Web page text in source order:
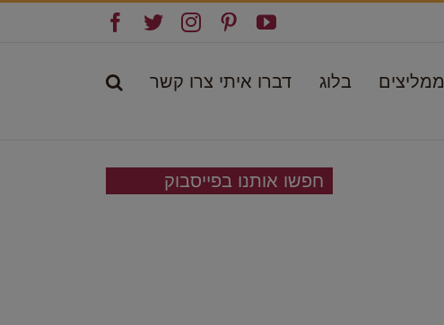
YouTube
Pinterest
Instagram
Twitter
ממליצים בלוג דברו איתי צרו קשר
חפשו אותנו בפייסבוק